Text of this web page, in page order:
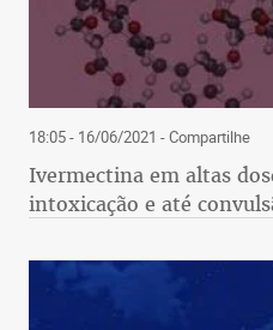
18:05 - 16/06/2021 - Compartilhe
Ivermectina em altas
intoxicação e até